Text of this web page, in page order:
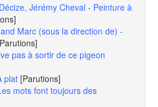
Jérémy Cheval - Peinture à
Marc (sous la direction de) -
pas à sortir de ce pigeon
plat [Parutions]
mots font toujours des